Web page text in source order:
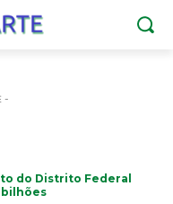
-
do Distrito Federal
bilhões